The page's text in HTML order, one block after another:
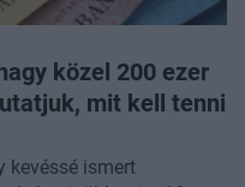
közel 200 ezer
mit kell tenni
kevéssé ismert